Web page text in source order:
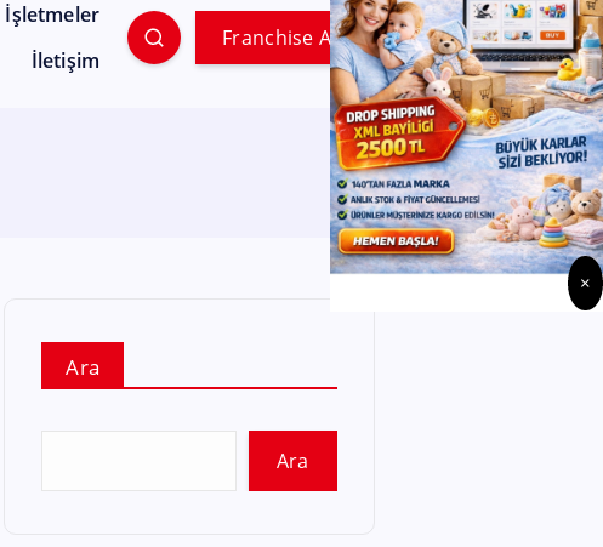
İşletmeler
İletişim
Franchise Ara
Ara
Ara
×